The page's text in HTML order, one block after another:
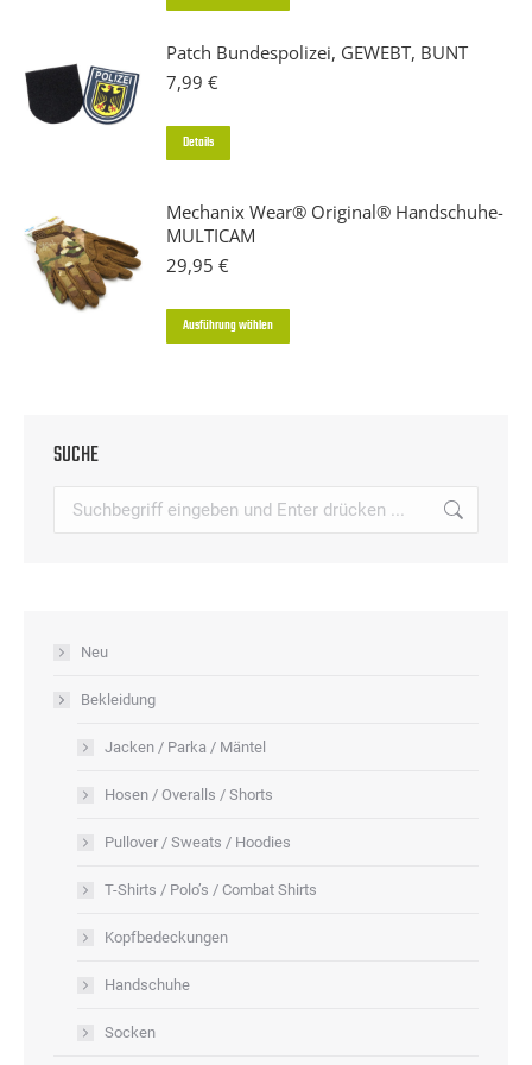
weist
Optionen
Patch Bundespolizei, GEWEBT, BUNT
7,99 €
Details
Mechanix Wear® Original® Handschuhe-
MULTICAM
29,95 €
Ausführung wählen
Die
SUCHE
Neu
Bekleidung
Jacken / Parka / Mäntel
Hosen / Overalls / Shorts
Pullover / Sweats / Hoodies
T-Shirts / Polo’s / Combat Shirts
Kopfbedeckungen
Handschuhe
Socken